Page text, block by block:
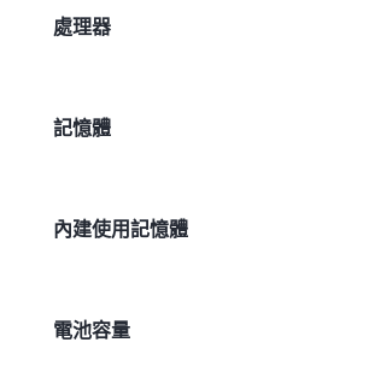
處理器
記憶體
內建使用記憶體
電池容量